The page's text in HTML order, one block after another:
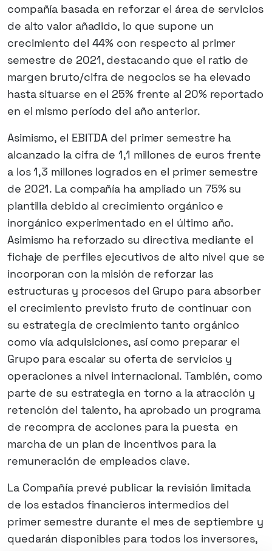
compañía basada en reforzar el área de servicios
de alto valor añadido, lo que supone un
crecimiento del 44% con respecto al primer
semestre de 2021, destacando que el ratio de
margen bruto/cifra de negocios se ha elevado
hasta situarse en el 25% frente al 20% reportado
en el mismo período del año anterior.
Asimismo, el EBITDA del primer semestre ha
alcanzado la cifra de 1,1 millones de euros frente
a los 1,3 millones logrados en el primer semestre
de 2021. La compañía ha ampliado un 75% su
plantilla debido al crecimiento orgánico e
inorgánico experimentado en el último año.
Asimismo ha reforzado su directiva mediante el
fichaje de perfiles ejecutivos de alto nivel que se
incorporan con la misión de reforzar las
estructuras y procesos del Grupo para absorber
el crecimiento previsto fruto de continuar con
su estrategia de crecimiento tanto orgánico
como vía adquisiciones, así como preparar el
Grupo para escalar su oferta de servicios y
operaciones a nivel internacional. También, como
parte de su estrategia en torno a la atracción y
retención del talento, ha aprobado un programa
de recompra de acciones para la puesta en
marcha de un plan de incentivos para la
remuneración de empleados clave.
La Compañía prevé publicar la revisión limitada
de los estados financieros intermedios del
primer semestre durante el mes de septiembre y
quedarán disponibles para todos los inversores,